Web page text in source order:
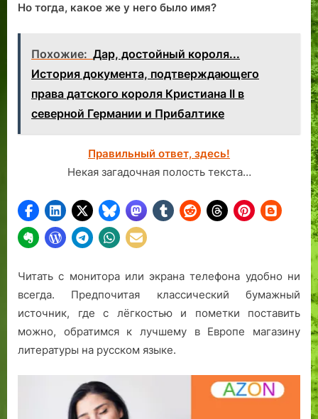
Но тогда, какое же у него было имя?
Похожие: Дар, достойный короля...
История документа, подтверждающего
права датского короля Кристиана II в
северной Германии и Прибалтике
Правильный ответ, здесь!
Некая загадочная полость текста…
Читать с монитора или экрана телефона удобно ни
всегда. Предпочитая классический бумажный
источник, где с лёгкостью и пометки поставить
можно, обратимся к лучшему в Европе магазину
литературы на русском языке.